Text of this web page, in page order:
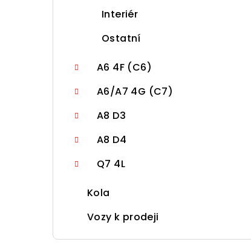
Interiér
Ostatní
A6 4F (C6)
A6/A7 4G (C7)
A8 D3
A8 D4
Q7 4L
Kola
Vozy k prodeji